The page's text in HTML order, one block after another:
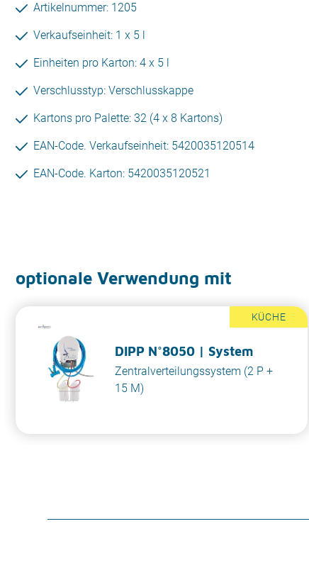
Artikelnummer: 1205
Verkaufseinheit: 1 x 5 l
Einheiten pro Karton: 4 x 5 l
Verschlusstyp: Verschlusskappe
Kartons pro Palette: 32 (4 x 8 Kartons)
EAN-Code. Verkaufseinheit: 5420035120514
EAN-Code. Karton: 5420035120521
optionale Verwendung mit
KÜCHE
DIPP N°8050 | System
Zentralverteilungssystem (2 P +
15 M)